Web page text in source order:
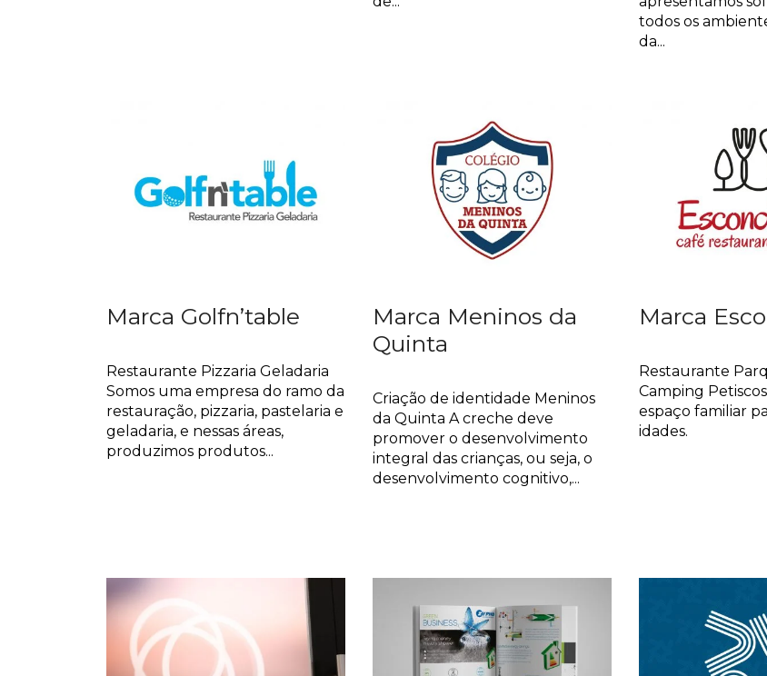
todos os
da...
Marca Golfn’table
Restaurante Pizzaria Geladaria
Somos uma empresa do ramo da
restauração, pizzaria, pastelaria e
geladaria, e nessas áreas,
produzimos produtos...
Marca Meninos da
Quinta
Criação de identidade Meninos
da Quinta A creche deve
promover o desenvolvimento
integral das crianças, ou seja, o
desenvolvimento cognitivo,...
Marca
Restaurante
Camping
espaço familiar
idades.